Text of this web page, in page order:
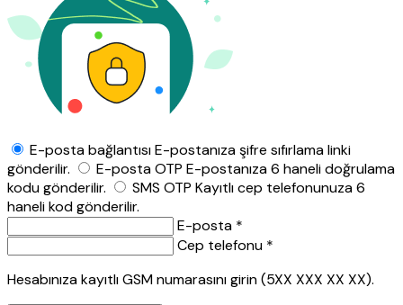
E-posta bağlantısıE-postanıza şifre sıfırlama linki
gönderilir.
E-posta OTP E-postanıza 6 haneli doğrulama
kodu gönderilir.
SMS OTP Kayıtlı cep telefonunuza 6
haneli kod gönderilir.
E-posta *
Cep telefonu *
Hesabınıza kayıtlı GSM numarasını girin (5XX XXX XX XX).